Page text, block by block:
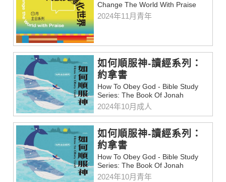
Change The World With Praise
2024年11月青年
如何順服神-讀經系列：
約拿書
How To Obey God - Bible Study
Series: The Book Of Jonah
2024年10月成人
如何順服神-讀經系列：
約拿書
How To Obey God - Bible Study
Series: The Book Of Jonah
2024年10月青年